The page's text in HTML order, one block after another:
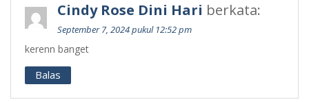
Cindy Rose Dini Hari berkata:
September 7, 2024 pukul 12:52 pm
kerenn banget
Balas